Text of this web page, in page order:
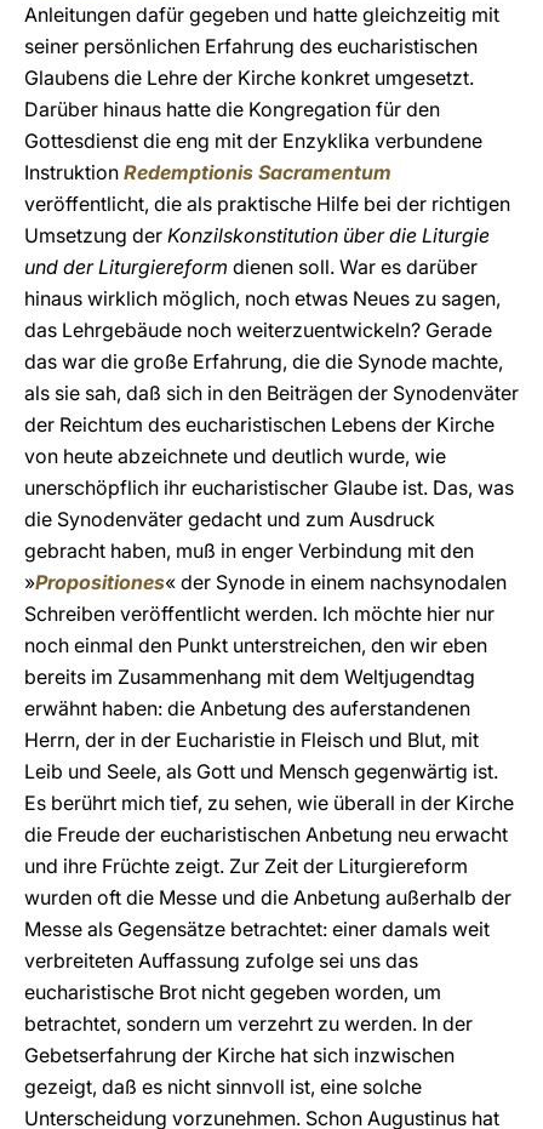
Anleitungen dafür gegeben und hatte gleichzeitig mit
seiner persönlichen Erfahrung des eucharistischen
Glaubens die Lehre der Kirche konkret umgesetzt.
Darüber hinaus hatte die Kongregation für den
Gottesdienst die eng mit der Enzyklika verbundene
Instruktion Redemptionis Sacramentum
veröffentlicht, die als praktische Hilfe bei der richtigen
Umsetzung der Konzilskonstitution über die Liturgie
und der Liturgiereform dienen soll. War es darüber
hinaus wirklich möglich, noch etwas Neues zu sagen,
das Lehrgebäude noch weiterzuentwickeln? Gerade
das war die große Erfahrung, die die Synode machte,
als sie sah, daß sich in den Beiträgen der Synodenväter
der Reichtum des eucharistischen Lebens der Kirche
von heute abzeichnete und deutlich wurde, wie
unerschöpflich ihr eucharistischer Glaube ist. Das, was
die Synodenväter gedacht und zum Ausdruck
gebracht haben, muß in enger Verbindung mit den
»Propositiones« der Synode in einem nachsynodalen
Schreiben veröffentlicht werden. Ich möchte hier nur
noch einmal den Punkt unterstreichen, den wir eben
bereits im Zusammenhang mit dem Weltjugendtag
erwähnt haben: die Anbetung des auferstandenen
Herrn, der in der Eucharistie in Fleisch und Blut, mit
Leib und Seele, als Gott und Mensch gegenwärtig ist.
Es berührt mich tief, zu sehen, wie überall in der Kirche
die Freude der eucharistischen Anbetung neu erwacht
und ihre Früchte zeigt. Zur Zeit der Liturgiereform
wurden oft die Messe und die Anbetung außerhalb der
Messe als Gegensätze betrachtet: einer damals weit
verbreiteten Auffassung zufolge sei uns das
eucharistische Brot nicht gegeben worden, um
betrachtet, sondern um verzehrt zu werden. In der
Gebetserfahrung der Kirche hat sich inzwischen
gezeigt, daß es nicht sinnvoll ist, eine solche
Unterscheidung vorzunehmen. Schon Augustinus hat